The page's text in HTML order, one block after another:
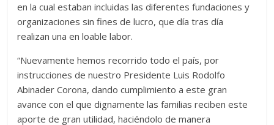
en la cual estaban incluidas las diferentes fundaciones y
organizaciones sin fines de lucro, que día tras día
realizan una en loable labor.
“Nuevamente hemos recorrido todo el país, por
instrucciones de nuestro Presidente Luis Rodolfo
Abinader Corona, dando cumplimiento a este gran
avance con el que dignamente las familias reciben este
aporte de gran utilidad, haciéndolo de manera